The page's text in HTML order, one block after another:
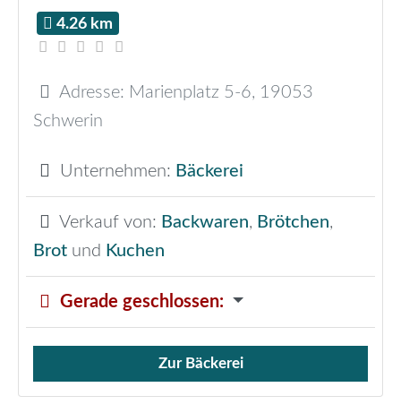
4.26 km
Adresse: Marienplatz 5-6, 19053
Schwerin
Unternehmen: Bäckerei
Verkauf von: Backwaren, Brötchen,
Brot und Kuchen
Gerade geschlossen:
Verkauf von Brötchen,
Zur Bäckerei